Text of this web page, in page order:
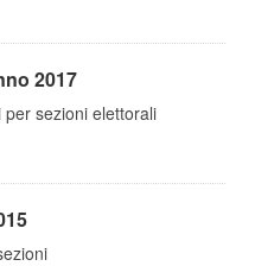
2017
sezioni elettorali